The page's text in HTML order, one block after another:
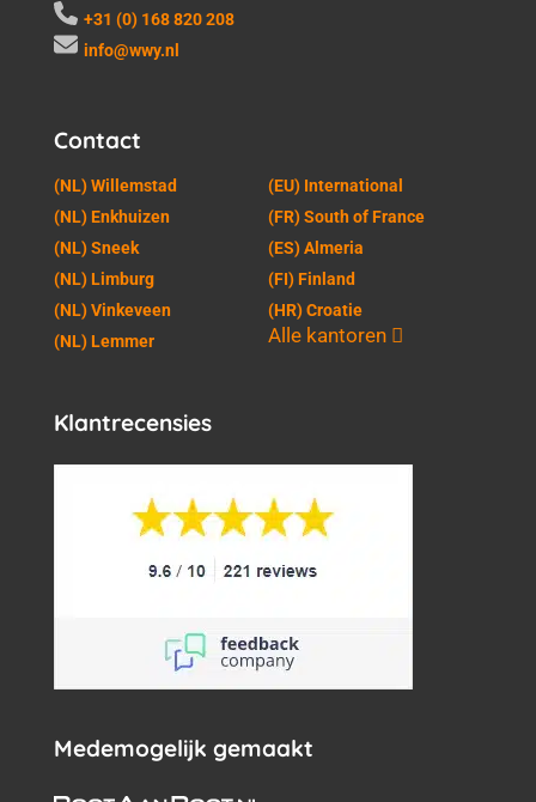
+31 (0) 168 820 208
info@wwy.nl
Contact
(NL) Willemstad
(NL) Enkhuizen
(NL) Sneek
(NL) Limburg
(NL) Vinkeveen
(NL) Lemmer
(EU) International
(FR) South of France
(ES) Almeria
(FI) Finland
(HR) Croatie
Alle kantoren
Klantrecensies
Medemogelijk gemaakt